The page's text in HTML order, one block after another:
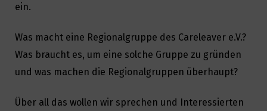
ein.
Was macht eine Regionalgruppe des Careleaver e.V.?
Was braucht es, um eine solche Gruppe zu gründen
und was machen die Regionalgruppen überhaupt?
Über all das wollen wir sprechen und Interessierten